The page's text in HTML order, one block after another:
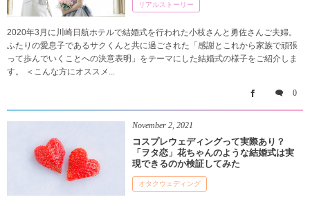
リアルストーリー
2020年3月に川崎日航ホテルで結婚式を行われた小枝さんと勇佐さんご夫婦。
ふたりの愛息子であるサクくんと共に過ごされた「感謝とこれから家族で頑張
って歩んでいくことへの決意表明」をテーマにした結婚式の様子をご紹介しま
す。 ＜こんな方にオススメ...
0
November 2,2021
コスプレウェディングって実際あり？
「ヲタ恋」花ちゃんのような結婚式は実
現できるのか検証してみた
オタクウェディング